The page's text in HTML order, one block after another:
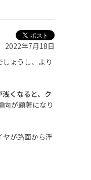
2022年7月18日
ょうし、より
くなると、ク
向が顕著になり
ヤが路面から浮